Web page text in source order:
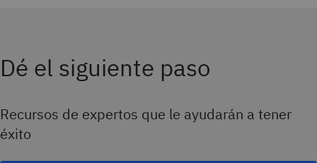
Dé el siguiente paso
Recursos de expertos que le ayudarán a tener
éxito